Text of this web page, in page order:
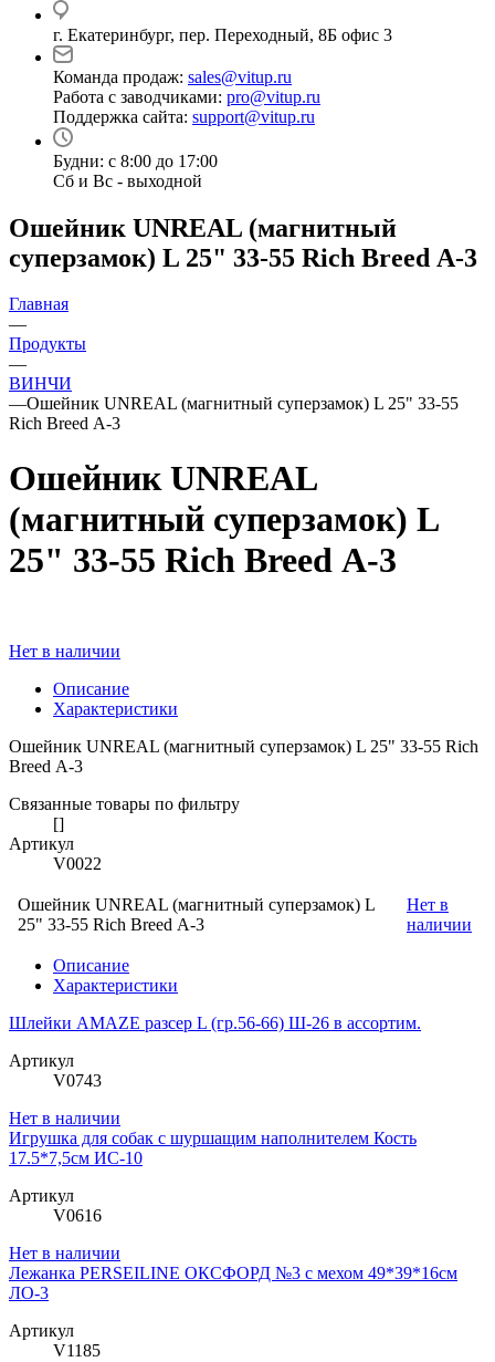
г. Екатеринбург, пер. Переходный, 8Б офис 3
Команда продаж: sales@vitup.ru
Работа с заводчиками: pro@vitup.ru
Поддержка сайта: support@vitup.ru
Будни: с 8:00 до 17:00
Сб и Вс - выходной
Ошейник UNREAL (магнитный
суперзамок) L 25" 33-55 Rich Breed А-3
Главная
—
Продукты
—
ВИНЧИ
—Ошейник UNREAL (магнитный суперзамок) L 25" 33-55
Rich Breed А-3
Ошейник UNREAL
(магнитный суперзамок) L
25" 33-55 Rich Breed А-3
Нет в наличии
Описание
Характеристики
Ошейник UNREAL (магнитный суперзамок) L 25" 33-55 Rich
Breed А-3
Связанные товары по фильтру
[]
Артикул
V0022
Ошейник UNREAL (магнитный суперзамок) L
25" 33-55 Rich Breed А-3
Нет в
наличии
Описание
Характеристики
Шлейки AMAZE разсер L (гр.56-66) Ш-26 в ассортим.
Артикул
V0743
Нет в наличии
Игрушка для собак с шуршащим наполнителем Кость
17.5*7,5см ИС-10
Артикул
V0616
Нет в наличии
Лежанка PERSEILINE ОКСФОРД №3 с мехом 49*39*16см
ЛО-3
Артикул
V1185